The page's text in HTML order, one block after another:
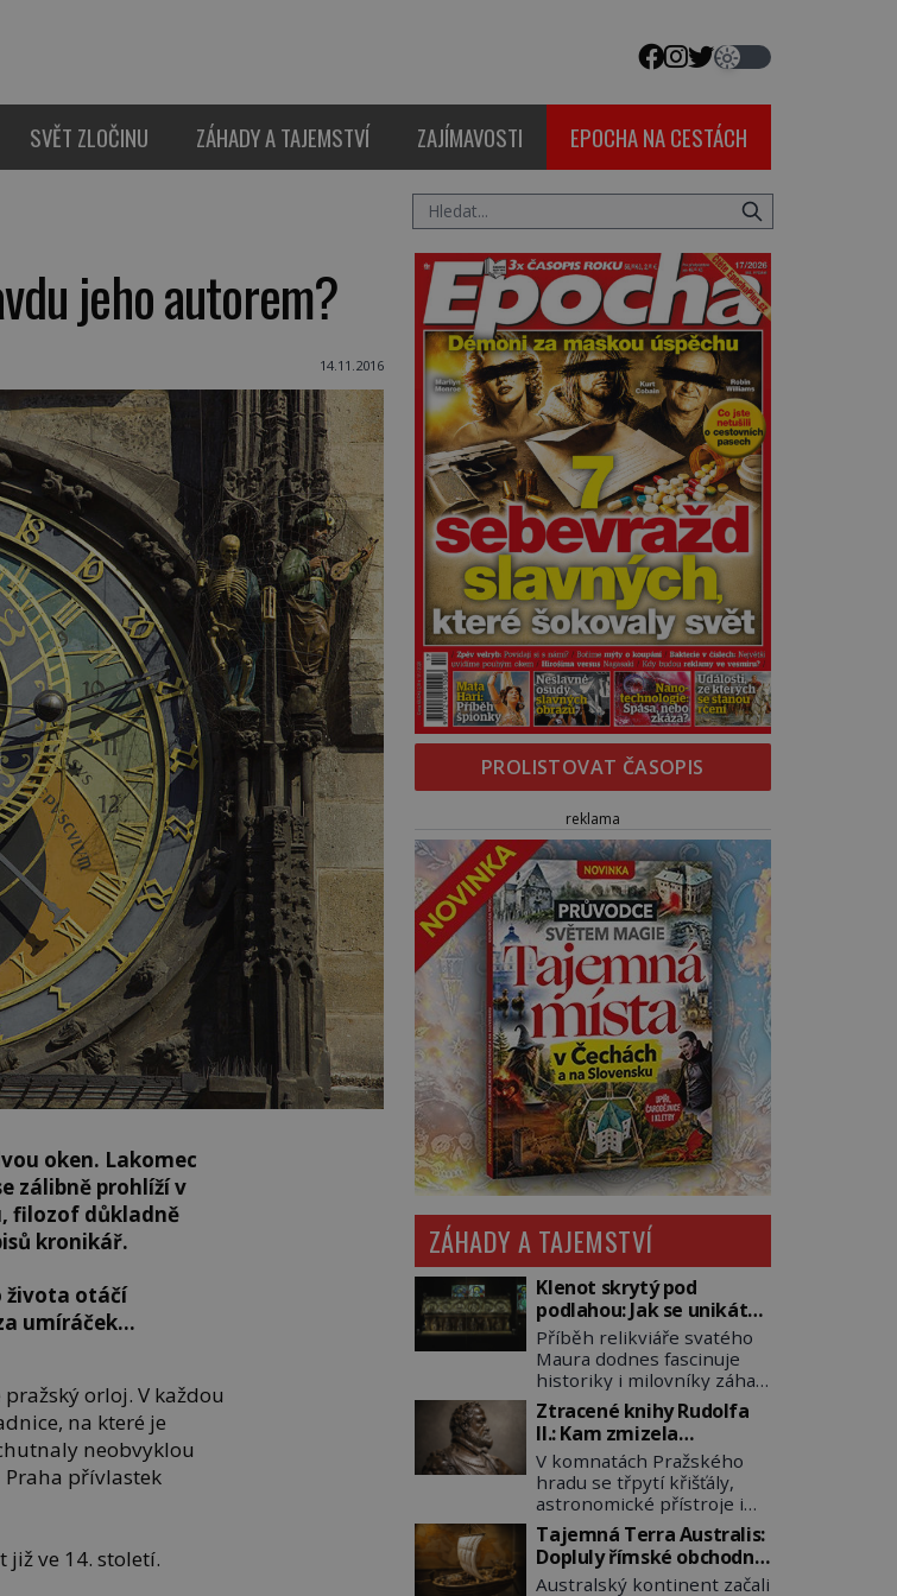
SVĚT ZLOČINU ZÁHADY A TAJEMSTVÍ ZAJÍMAVOSTI EPOCHA NA CESTÁCH
jeho autorem?
14.11.2016
oken. Lakomec
zálibně prohlíží v
filozof důkladně
kronikář.
života otáčí
umíráček…
orloj. V každou
na které je
neobvyklou
přívlastek
již ve 14. století.
PROLISTOVAT ČASOPIS
reklama
ZÁHADY A TAJEMSTVÍ
Klenot skrytý pod
podlahou: Jak se unikátní
románský poklad dostal
do zapadlého Bečova?
Příběh relikviáře svatého
Maura dodnes fascinuje
historiky i milovníky záhad
po celém světě. Tato
románská zlatnická
památka ze 13. století je
po českých korunovačních
klenotech druhým
nejcennějším movitým
majetkem v České
republice. Přestože byl
klenot v roce 1985 po
Ztracené knihy Rudolfa
II.: Kam zmizela
nejzáhadnější knihovna
Evropy?
V komnatách Pražského
hradu se třpytí křišťály,
astronomické přístroje i
podivné alchymistické
rukopisy. Císař Rudolf II.
shromažďuje vše, co
souvisí s tajemstvím
Tajemná Terra Australis:
Dopluly římské obchodní
lodě až do Austrálie?
Australský kontinent začali